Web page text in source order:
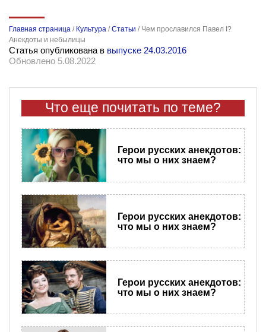
Главная страница / Культура /Статьи / Чем прославился Павел I?
Анекдоты и небылицы
Статья опубликована в выпуске 24.03.2016
Обновлено 5.08.2022
Что еще почитать по теме?
Герои русских анекдотов:
что мы о них знаем?
Герои русских анекдотов:
что мы о них знаем?
Герои русских анекдотов:
что мы о них знаем?